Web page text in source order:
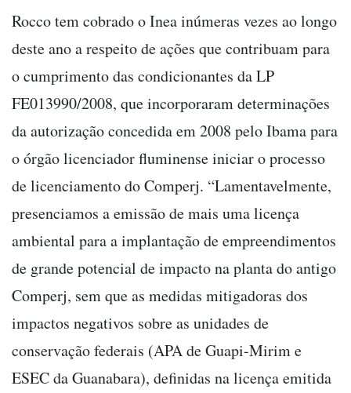
Rocco tem cobrado o Inea inúmeras vezes ao longo
deste ano a respeito de ações que contribuam para
o cumprimento das condicionantes da LP
FE013990/2008, que incorporaram determinações
da autorização concedida em 2008 pelo Ibama para
o órgão licenciador fluminense iniciar o processo
de licenciamento do Comperj. “Lamentavelmente,
presenciamos a emissão de mais uma licença
ambiental para a implantação de empreendimentos
de grande potencial de impacto na planta do antigo
Comperj, sem que as medidas mitigadoras dos
impactos negativos sobre as unidades de
conservação federais (APA de Guapi-Mirim e
ESEC da Guanabara), definidas na licença emitida